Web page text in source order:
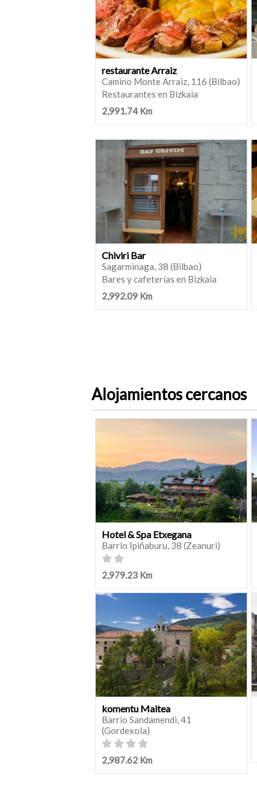
restaurante Arraiz
Camino Monte Arraiz, 116 (Bilbao)
Restaurantes en Bizkaia
2,991.74 Km
Chiviri Bar
Sagarminaga, 38 (Bilbao)
Bares y cafeterías en Bizkaia
2,992.09 Km
Alojamientos cercanos
Hotel & Spa Etxegana
Barrio Ipiñaburu, 38 (Zeanuri)
2,979.23 Km
komentu Maitea
Barrio Sandamendi, 41
(Gordexola)
2,987.62 Km